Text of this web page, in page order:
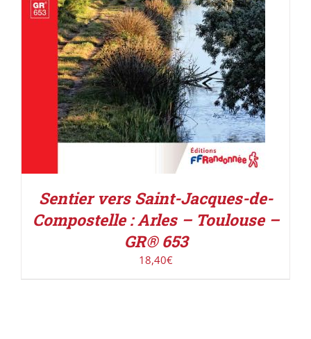
Sentier vers Saint-Jacques-de-
Compostelle : Arles – Toulouse –
GR® 653
18,40€